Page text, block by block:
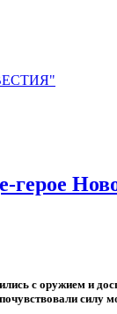
с оружием и
силу